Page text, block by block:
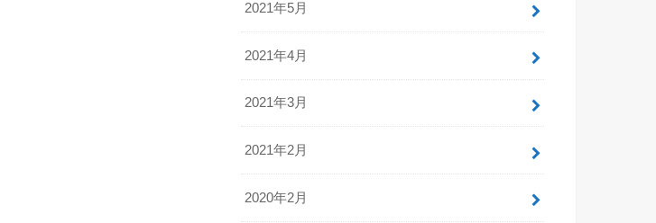
2021年5月
2021年4月
2021年3月
2021年2月
2020年2月